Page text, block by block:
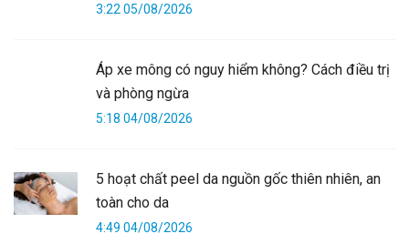
3:22 05/08/2026
Áp xe mông có nguy hiểm không? Cách điều trị
và phòng ngừa
5:18 04/08/2026
5 hoạt chất peel da nguồn gốc thiên nhiên, an
toàn cho da
4:49 04/08/2026